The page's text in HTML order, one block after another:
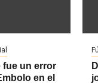
fue un error
en el